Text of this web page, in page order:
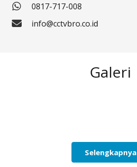
0817-717-008
info@cctvbro.co.id
Galeri
Selengkapnya